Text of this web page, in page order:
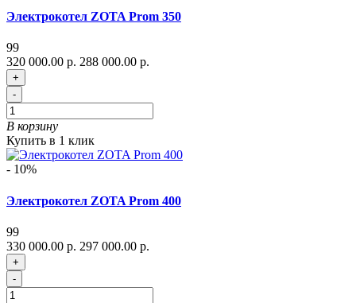
Электрокотел ZOTA Prom 350
99
320 000.00 р. 288 000.00 р.
+
-
В корзину
Купить в 1 клик
- 10%
Электрокотел ZOTA Prom 400
99
330 000.00 р. 297 000.00 р.
+
-